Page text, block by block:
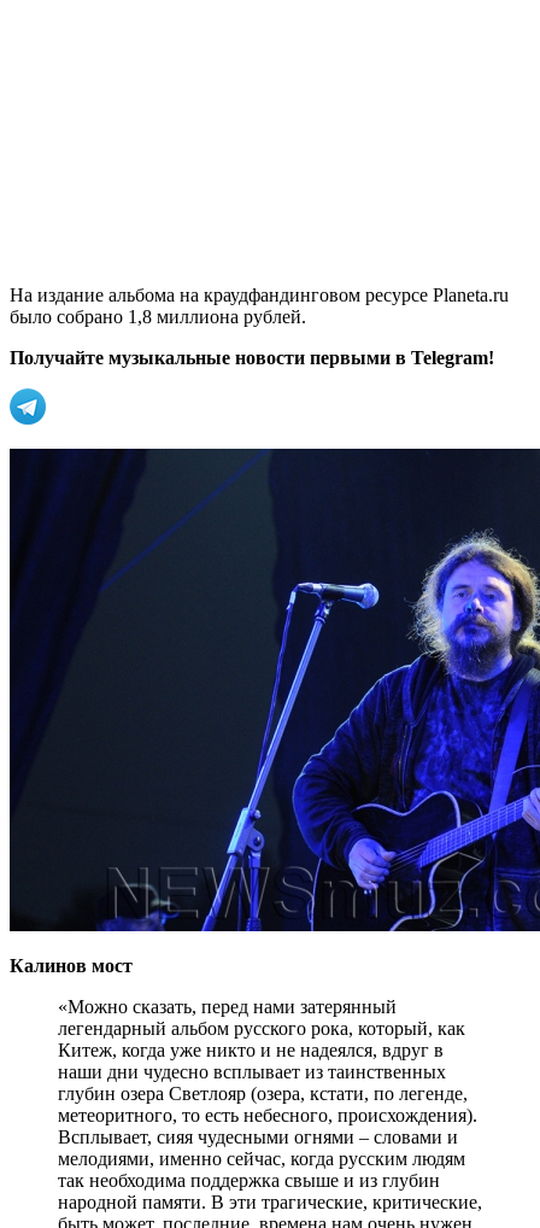
На издание альбома на краудфандинговом ресурсе Planeta.ru
было собрано 1,8 миллиона рублей.
Получайте музыкальные новости первыми в Telegram!
Калинов мост
«Можно сказать, перед нами затерянный
легендарный альбом русского рока, который, как
Китеж, когда уже никто и не надеялся, вдруг в
наши дни чудесно всплывает из таинственных
глубин озера Светлояр (озера, кстати, по легенде,
метеоритного, то есть небесного, происхождения).
Всплывает, сияя чудесными огнями – словами и
мелодиями, именно сейчас, когда русским людям
так необходима поддержка свыше и из глубин
народной памяти. В эти трагические, критические,
быть может, последние, времена нам очень нужен